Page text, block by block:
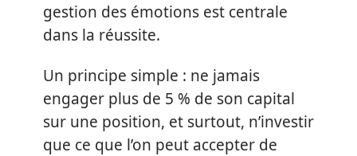
gestion des émotions est centrale
dans la réussite.
Un principe simple : ne jamais
engager plus de 5 % de son capital
sur une position, et surtout, n’investir
que ce que l’on peut accepter de